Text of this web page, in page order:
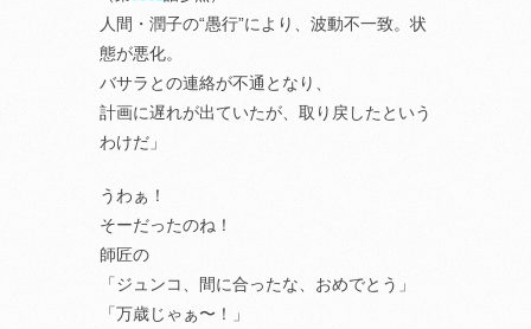
人間・潤子の“愚行”により、波動不一致。状
態が悪化。
バサラとの連絡が不通となり、
計画に遅れが出ていたが、取り戻したという
わけだ」
うわぁ！
そーだったのね！
師匠の
「ジュンコ、間に合ったな、おめでとう」
「万歳じゃぁ〜！」